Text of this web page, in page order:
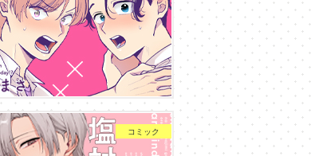
コミック